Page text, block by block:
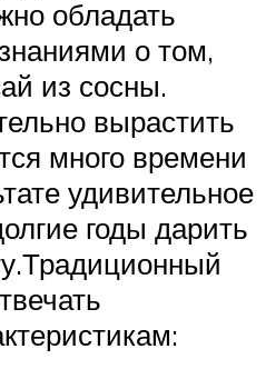
обладать
о том,
из сосны.
вырастить
много времени
удивительное
годы дарить